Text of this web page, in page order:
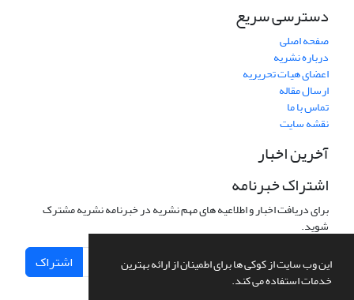
این وب سایت از کوکی ها برای اطمینان از ارائه بهترین
خدمات استفاده می کند.
دسترسی سریع
صفحه اصلی
درباره نشریه
اعضای هیات تحریریه
ارسال مقاله
تماس با ما
نقشه سایت
آخرین اخبار
اشتراک خبرنامه
برای دریافت اخبار و اطلاعیه های مهم نشریه در خبرنامه نشریه مشترک
شوید.
اشتراک